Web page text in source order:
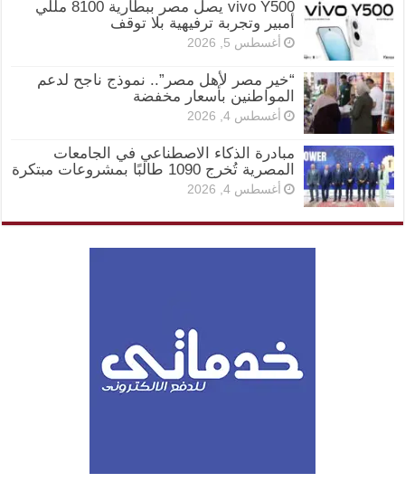
vivo Y500 يصل مصر ببطارية 8100 مللي
أمبير وتجربة ترفيهية بلا توقف
أغسطس 5, 2026
“خير مصر لأهل مصر”.. نموذج ناجح لدعم
المواطنين بأسعار مخفضة
أغسطس 4, 2026
مبادرة الذكاء الاصطناعي في الجامعات
المصرية تُخرج 1090 طالبًا بمشروعات مبتكرة
أغسطس 4, 2026